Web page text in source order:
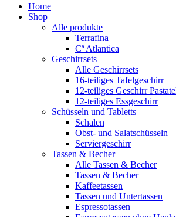
Home
Shop
Alle produkte
Terrafina
Cª Atlantica
Geschirrsets
Alle Geschirrsets
16-teiliges Tafelgeschirr
12-teiliges Geschirr
12-teiliges Essgeschirr
Schüsseln und Tabletts
Schalen
Obst- und Salatschüsseln
Serviergeschirr
Tassen & Becher
Alle Tassen & Becher
Tassen & Becher
Kaffeetassen
Tassen und Untertassen
Espressotassen